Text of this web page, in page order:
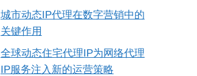
城市动态IP代理在数字营销中的
关键作用
全球动态住宅代理IP为网络代理
IP服务注入新的运营策略